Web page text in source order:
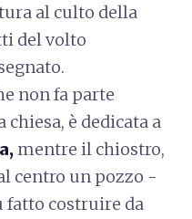
al culto della
del volto
non fa parte
è dedicata a
mentre il chiostro,
centro un pozzo -
fatto costruire da